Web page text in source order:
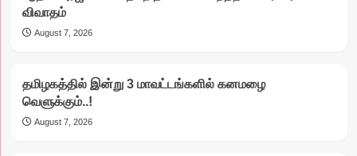
விவாதம்
August 7, 2026
தமிழகத்தில் இன்று 3 மாவட்டங்களில் கனமழை
வெளுக்கும்..!
August 7, 2026